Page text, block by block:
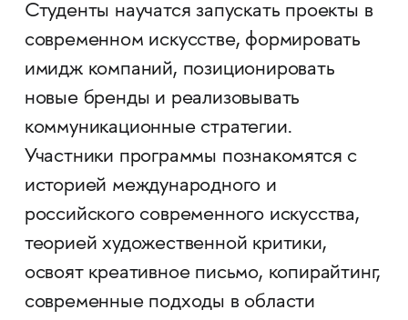
Студенты научатся запускать проекты в
современном искусстве, формировать
имидж компаний, позиционировать
новые бренды и реализовывать
коммуникационные стратегии.
Участники программы познакомятся с
историей международного и
российского современного искусства,
теорией художественной критики,
освоят креативное письмо, копирайтинг,
современные подходы в области